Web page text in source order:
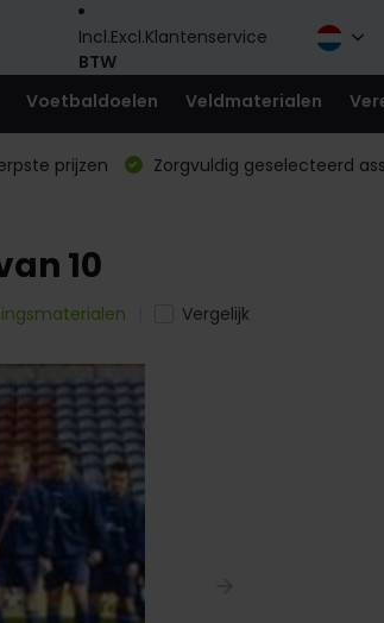
Incl.Excl.
BTW
Klantenservice
Voetbaldoelen Veldmaterialen
prijzen
Zorgvuldig geselecteerd
10
Vergelijk